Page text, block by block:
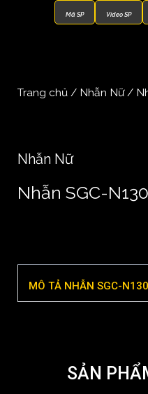
Mã SP Video SP
Trang chủ / Nhẫn Nữ/
Nhẫn Nữ
Nhẫn SGC-
MÔ TẢ NHẪN SGC-
SẢN